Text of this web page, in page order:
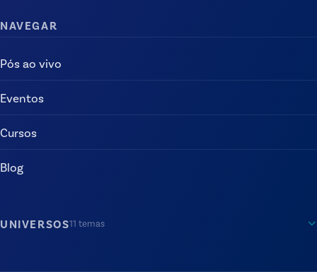
NAVEGAR
Pós ao vivo
Eventos
Cursos
Blog
UNIVERSOS11 temas